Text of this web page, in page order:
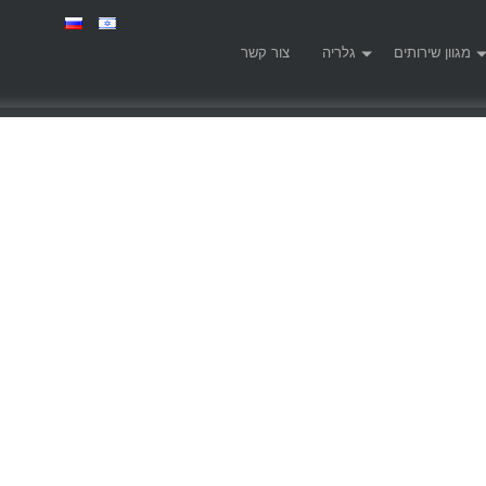
צור קשר גלריה מגוון שירותים